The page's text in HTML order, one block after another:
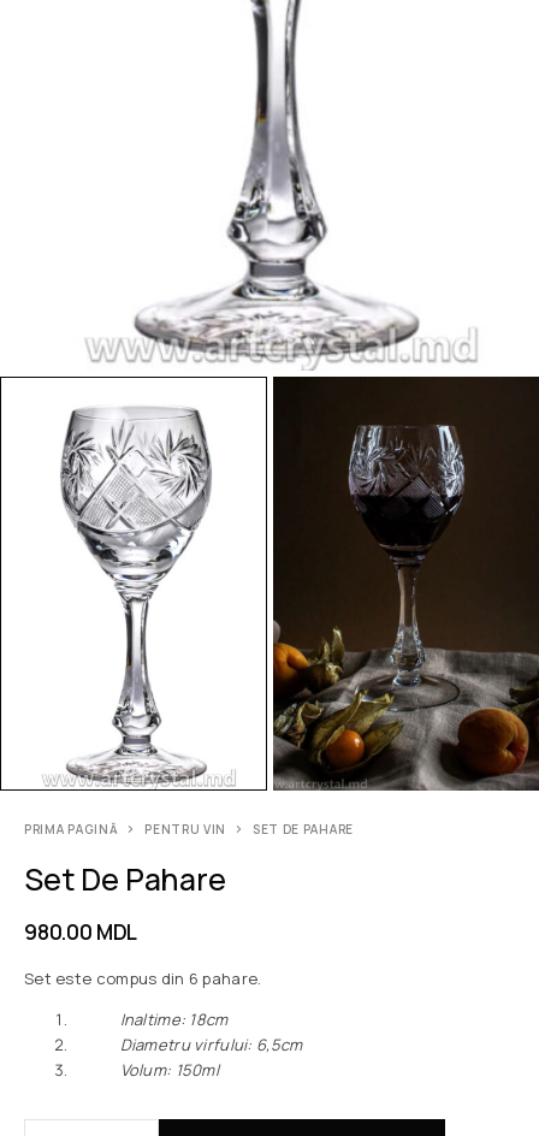
PRIMA PAGINĂ PENTRU VIN SET DE PAHARE
Set De Pahare
980.00 MDL
Set este compus din 6 pahare.
Inaltime: 18сm
Diametru virfului: 6,5сm
Volum: 150ml